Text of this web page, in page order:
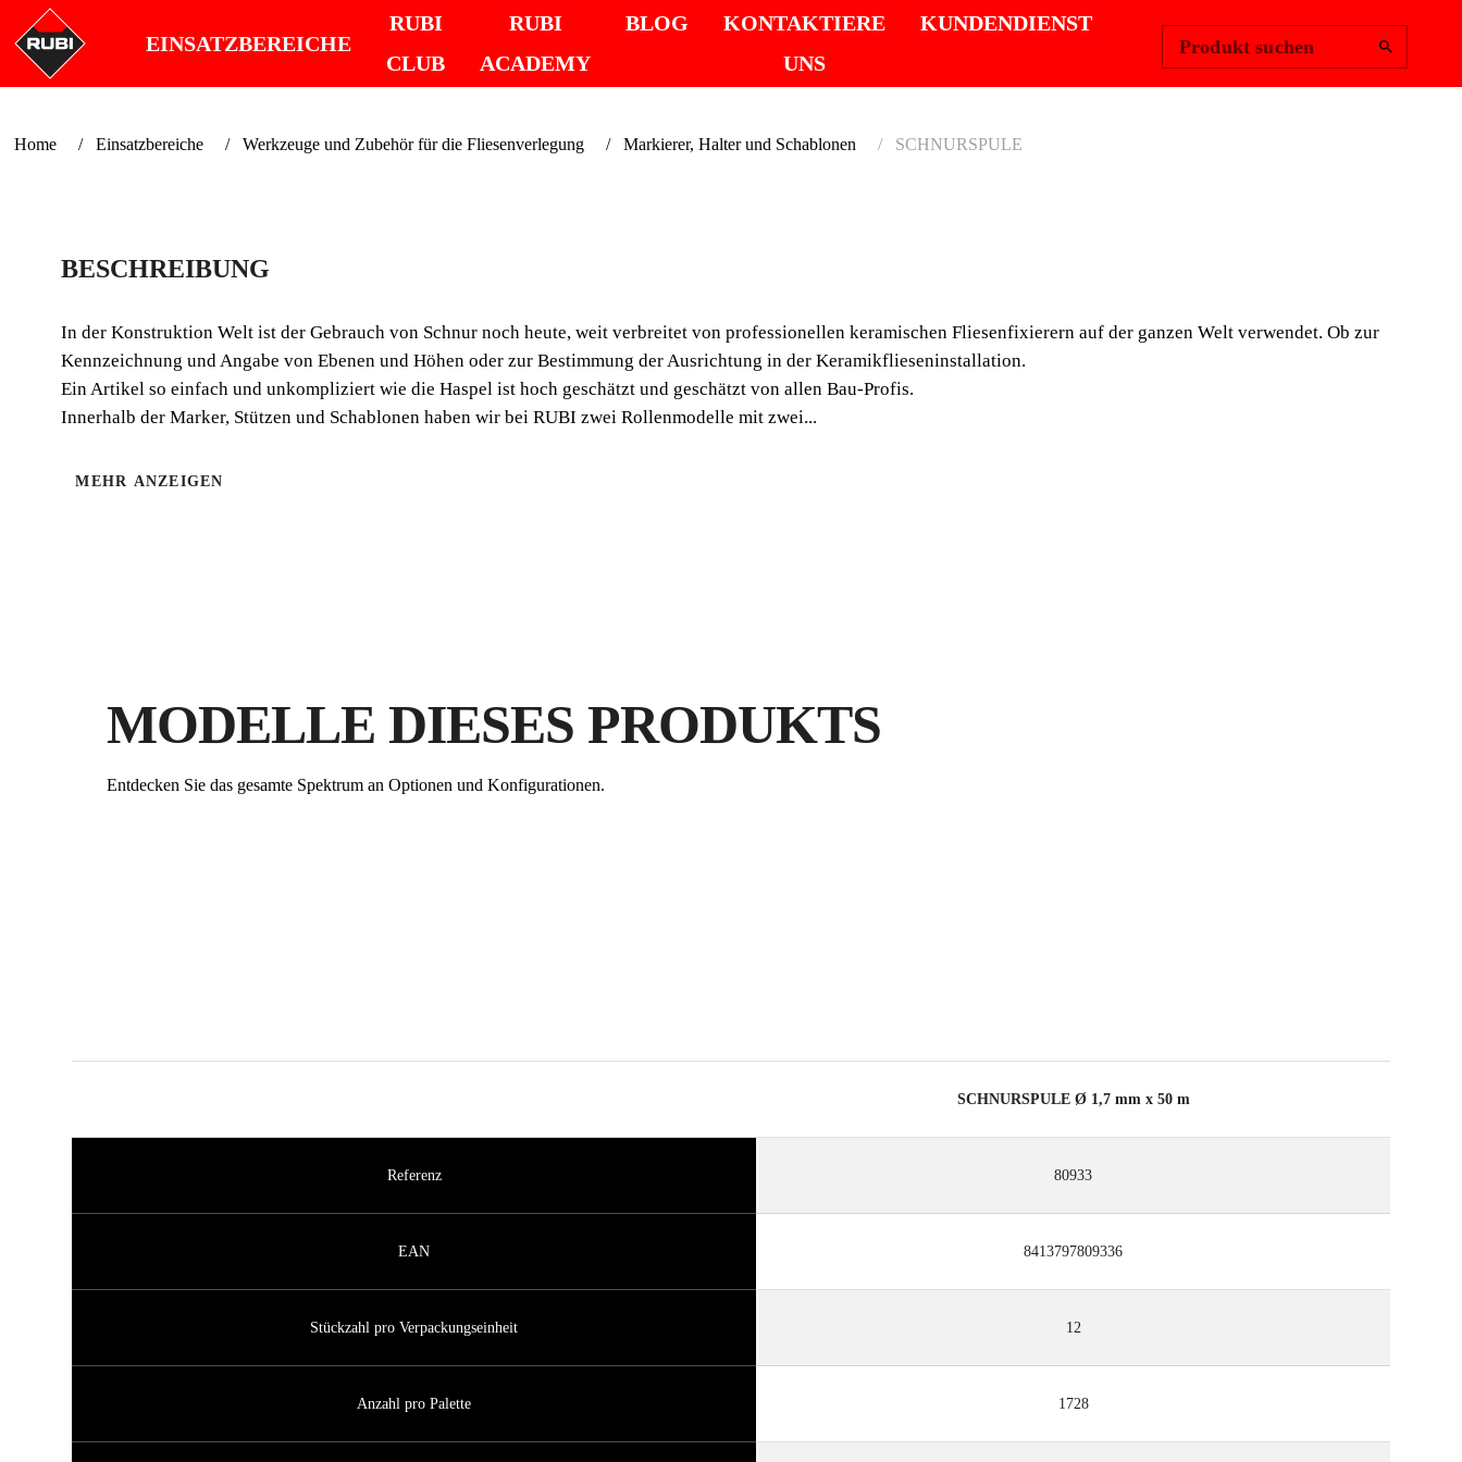
EINSATZBEREICHE
RUBI
CLUB
RUBI
ACADEMY
BLOG
KONTAKTIERE
UNS
KUNDENDIENST
Produkt suchen
Home Einsatzbereiche Werkzeuge und Zubehör für die Fliesenverlegung Markierer, Halter und Schablonen SCHNURSPULE
verbreitet von professionellen keramischen Fliesenfixierern auf der ganzen
Welt verwendet. Ob zur Kennzeichnung und Angabe von Ebenen und Höhen
oder zur Bestimmung der Ausrichtung in der Keramikflieseninstallation.
BESCHREIBUNG
In der Konstruktion Welt ist der Gebrauch von Schnur noch heute, weit verbreitet von professionellen keramischen Fliesenfixierern auf der ganzen Welt verwendet. Ob zur
Kennzeichnung und Angabe von Ebenen und Höhen oder zur Bestimmung der Ausrichtung in der Keramikflieseninstallation.
Ein Artikel so einfach und unkompliziert wie die Haspel ist hoch geschätzt und geschätzt von allen Bau-Profis.
Innerhalb der Marker, Stützen und Schablonen haben wir bei RUBI zwei Rollenmodelle mit zwei...
MEHR ANZEIGEN
MODELLE DIESES PRODUKTS
Entdecken Sie das gesamte Spektrum an Optionen und Konfigurationen.
SCHNURSPULE Ø 1,7 mm x 50 m
Referenz 80933
EAN 8413797809336
Stückzahl pro Verpackungseinheit 12
Anzahl pro Palette 1728